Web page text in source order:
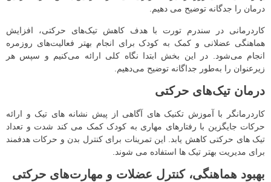
درمان را جدگانه توضیح می دهیم.
کاردرمانی در سندرم تورت با هدف کاهش تیک‌های حرکتی، افزایش
هماهنگی عضلانی و کمک به کودک برای انجام بهتر فعالیت‌های روزمره
انجام می‌شود. در این بخش ابتدا نگاه کلی ارائه می‌کنیم و سپس هر
زیرعنوان را به‌طور جداگانه توضیح می‌دهیم.
درمان تیک‌های حرکتی
کاردرمانگر با آموزش تکنیک های آگاهی از پیش نشانه های تیک و ارائه
حرکات جایگزین با رفتارهای مهاری به کودک کمک می کند شدت و تعداد
تیک های حرکتی کاهش یابد. این تمرینات برای کنترل بدن و حرکات هدفمند
برای مدیریت بهتر تیک ها استفاده می شوند.
بهبود هماهنگی، کنترل عضلات و مهارت‌های حرکتی